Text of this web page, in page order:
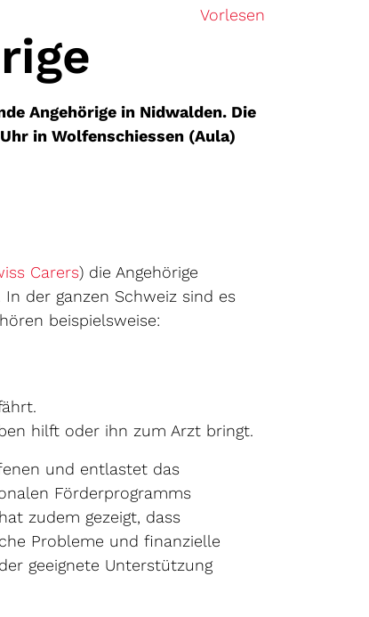
Vorlesen
Angehörige in Nidwalden. Die
in Wolfenschiessen (Aula)
CarersExterner Link wird in einem neuen
) die Angehörige
der ganzen Schweiz sind es
neuen Fenster geöffnet.
beispielsweise:
hilft oder ihn zum Arzt bringt.
und entlastet das
Förderprogramms
Link wird in einem neuen Fenster
zudem gezeigt, dass
Probleme und finanzielle
geeignete Unterstützung